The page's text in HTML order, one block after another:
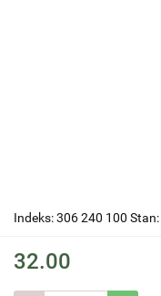
Indeks: 306 240 100
32.00